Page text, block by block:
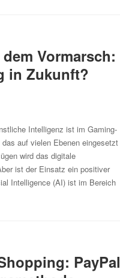
Vormarsch:
in Zukunft?
Intelligenz ist im Gaming-
auf vielen Ebenen eingesetzt
wird das digitale
ist der Einsatz ein positiver
Intelligence (AI) ist im Bereich
PayPal